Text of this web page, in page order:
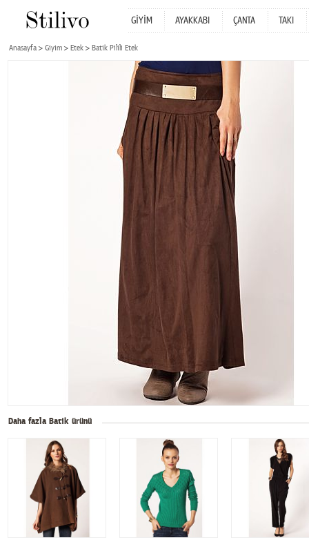
GİYİM AYAKKABI ÇANTA TAKI
Anasayfa Giyim Etek Batik Pilili Etek
Daha fazla Batik ürünü